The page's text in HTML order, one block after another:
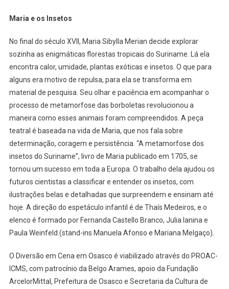
Maria e os Insetos
No final do século XVII, Maria Sibylla Merian decide explorar
sozinha as enigmáticas florestas tropicais do Suriname. Lá ela
encontra calor, umidade, plantas exóticas e insetos. O que para
alguns era motivo de repulsa, para ela se transforma em
material de pesquisa. Seu olhar e paciência em acompanhar o
processo de metamorfose das borboletas revolucionou a
maneira como esses animais foram compreendidos. A peça
teatral é baseada na vida de Maria, que nos fala sobre
determinação, coragem e persistência. “A metamorfose dos
insetos do Suriname”, livro de Maria publicado em 1705, se
tornou um sucesso em toda a Europa. O trabalho dela ajudou os
futuros cientistas a classificar e entender os insetos, com
ilustrações belas e detalhadas que surpreendem e ensinam até
hoje. A direção do espetáculo infantil é de Thaís Medeiros, e o
elenco é formado por Fernanda Castello Branco, Julia Ianina e
Paula Weinfeld (stand-ins Manuela Afonso e Mariana Melgaço).
O Diversão em Cena em Osasco é viabilizado através do PROAC-
ICMS, com patrocínio da Belgo Arames, apoio da Fundação
ArcelorMittal, Prefeitura de Osasco e Secretaria da Cultura de